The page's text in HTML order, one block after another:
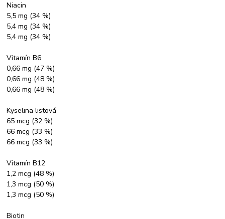
Niacin
5,5 mg (34 %)
5,4 mg (34 %)
5,4 mg (34 %)
Vitamín B6
0,66 mg (47 %)
0,66 mg (48 %)
0,66 mg (48 %)
Kyselina listová
65 mcg (32 %)
66 mcg (33 %)
66 mcg (33 %)
Vitamín B12
1,2 mcg (48 %)
1,3 mcg (50 %)
1,3 mcg (50 %)
Biotin